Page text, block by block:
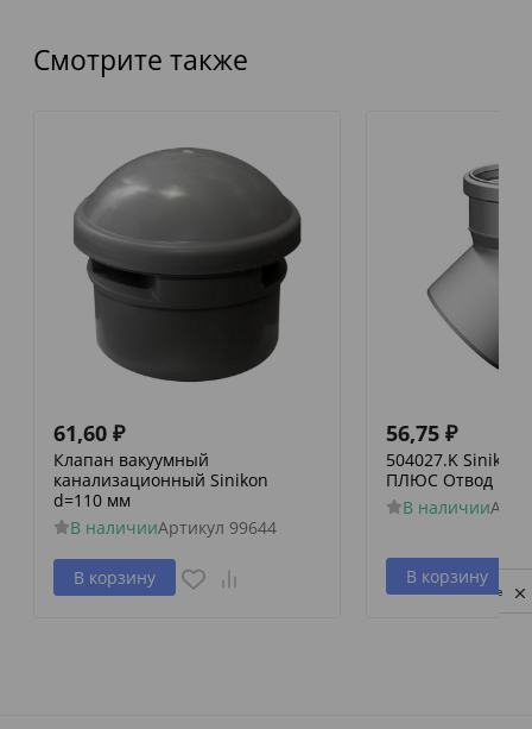
Смотрите также
61,60 ₽
Клапан вакуумный
канализационный Sinikon
d=110 мм
В наличииАртикул 99644
В корзину
56,75 ₽
504027.K
ПЛЮС Отвод D
В наличии
В корзину
Privacy notice